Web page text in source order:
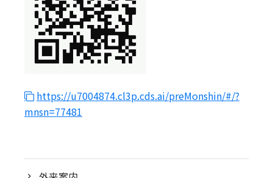
https://u7004874.cl3p.cds.ai/preMonshin/#/?
mnsn=77481